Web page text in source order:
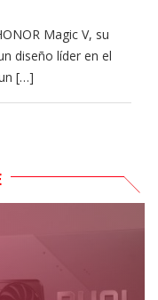
Magic V, su
diseño líder en el
[…]